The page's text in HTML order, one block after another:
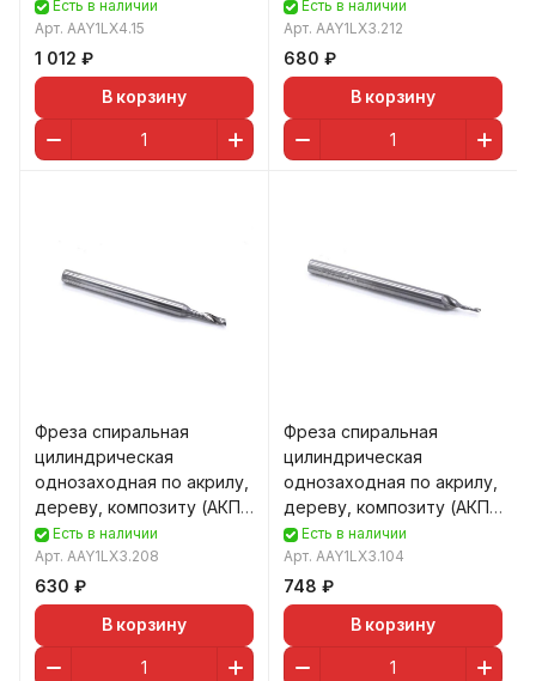
DJTOL AAY1LX4.15
Есть в наличии
Арт. AAY1LX4.15
1 012 ₽
В корзину
DJTOL AAY1LX3.212
Есть в наличии
Арт. AAY1LX3.212
680 ₽
В корзину
Фреза спиральная
цилиндрическая
однозаходная по акрилу,
дереву, композиту (АКП)
DJTOL AAY1LX3.208
Есть в наличии
Арт. AAY1LX3.208
630 ₽
В корзину
Фреза спиральная
цилиндрическая
однозаходная по акрилу,
дереву, композиту (АКП)
DJTOL AAY1LX3.104
Есть в наличии
Арт. AAY1LX3.104
748 ₽
В корзину